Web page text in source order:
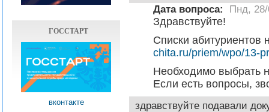
ГОССТАРТ
вконтакте
Дата вопроса:
Пнд,
Здравствуйте!
Списки абитуриентов
chita.ru/priem/wpo/13-
Необходимо выбрать
Если есть вопросы,
здравствуйте подавали